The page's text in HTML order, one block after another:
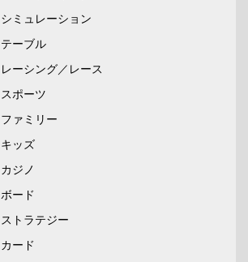
シミュレーション
テーブル
レーシング／レース
スポーツ
ファミリー
キッズ
カジノ
ボード
ストラテジー
カード